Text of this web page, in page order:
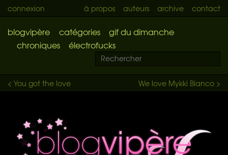
connexion à propos auteurs archive contact
blogvipère catégories
gif du dimanche
chroniques
électrofucks
We love Mykki Blanco >
< You got the love